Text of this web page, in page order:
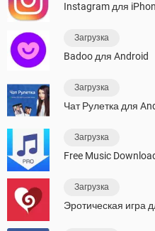
Instagram для
Загрузка
Badoo для Android
Загрузка
Чат Рулетка для
Загрузка
Free Music
Загрузка
Эротическая игра